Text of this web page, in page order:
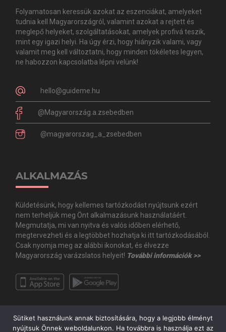
Folyamatosan keressük azokat az eszenciákat, amelyeket
tudnia kell Magyarországról, valamint azokat a rejtett és
meglepő helyeket, szolgáltatásokat, amelyek profivá teszik,
mint egy igazi helyi. Ha úgy érzi, hogy hiányzik valami, vagy
valamit meg kell változtatni, hogy minden tökéletes legyen,
ne habozzon kapcsolatba lépni velünk!
hello@guideme.hu
@Magyarország.a.zsebedben
@magyarorszag_a_zsebedben
ALKALMAZÁS
Küldetésünk, hogy kellemes tartózkodást nyújtsunk ezért
nem terheljük meg Önt alkalmazásunk használatáért.
Megmutatja, mi van nyitva és valós időben elérhető,
megtervezheti és a legtöbbet hozhatja ki itt tartózkodásából.
Csak nyomja meg az alábbi ikonokat, és élvezze
Magyarország varázslatos helyeit! További információk >>
Sütiket használunk annak biztosítására, hogy a legjobb élményt
nyújtsuk Önnek weboldalunkon. Ha továbbra is használja ezt az